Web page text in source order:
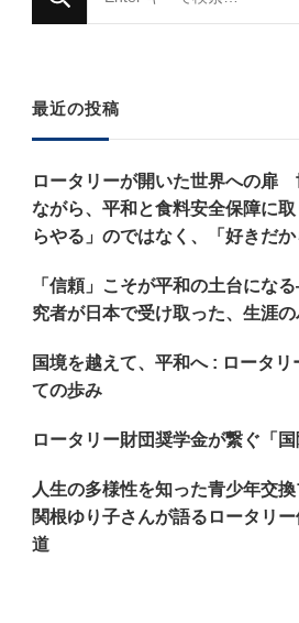
に
探
で
す
?
最近の投稿
ロータリーが開いた世界への扉
ながら、平和と食料安全保障に
らやる」のではなく、「好きだか
「信頼」こそが平和の土台にな
究者が日本で受け取った、生涯
国境を越えて、平和へ : ロータリ
ての歩み
ロータリー財団奨学金が繋ぐ「
人生の多様性を知った青少年交
関根ゆり子さんが語るロータリ
道